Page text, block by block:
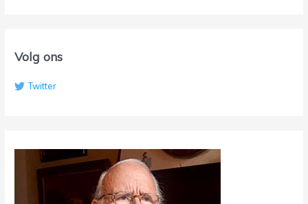
n
a
Volg ons
Twitter